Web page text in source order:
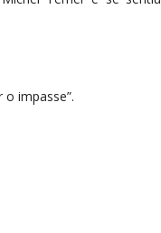
impasse”.